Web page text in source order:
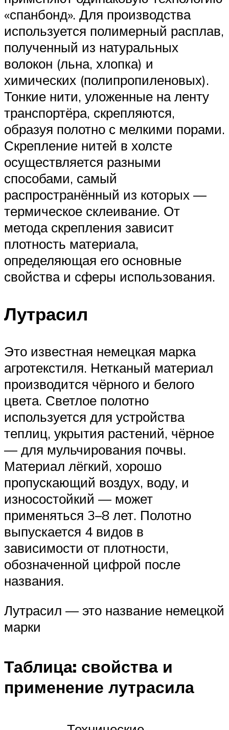
«спанбонд». Для производства
используется полимерный расплав,
полученный из натуральных
волокон (льна, хлопка) и
химических (полипропиленовых).
Тонкие нити, уложенные на ленту
транспортёра, скрепляются,
образуя полотно с мелкими порами.
Скрепление нитей в холсте
осуществляется разными
способами, самый
распространённый из которых —
термическое склеивание. От
метода скрепления зависит
плотность материала,
определяющая его основные
свойства и сферы использования.
Лутрасил
Это известная немецкая марка
агротекстиля. Нетканый материал
производится чёрного и белого
цвета. Светлое полотно
используется для устройства
теплиц, укрытия растений, чёрное
— для мульчирования почвы.
Материал лёгкий, хорошо
пропускающий воздух, воду, и
износостойкий — может
применяться 3–8 лет. Полотно
выпускается 4 видов в
зависимости от плотности,
обозначенной цифрой после
названия.
Лутрасил — это название немецкой
марки
Таблица: свойства и
применение лутрасила